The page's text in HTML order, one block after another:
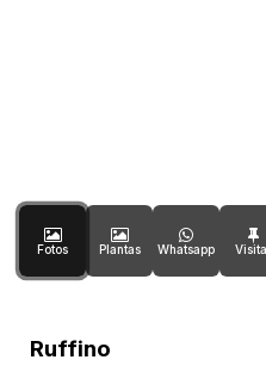
Fotos Plantas Whatsapp
Ruffino